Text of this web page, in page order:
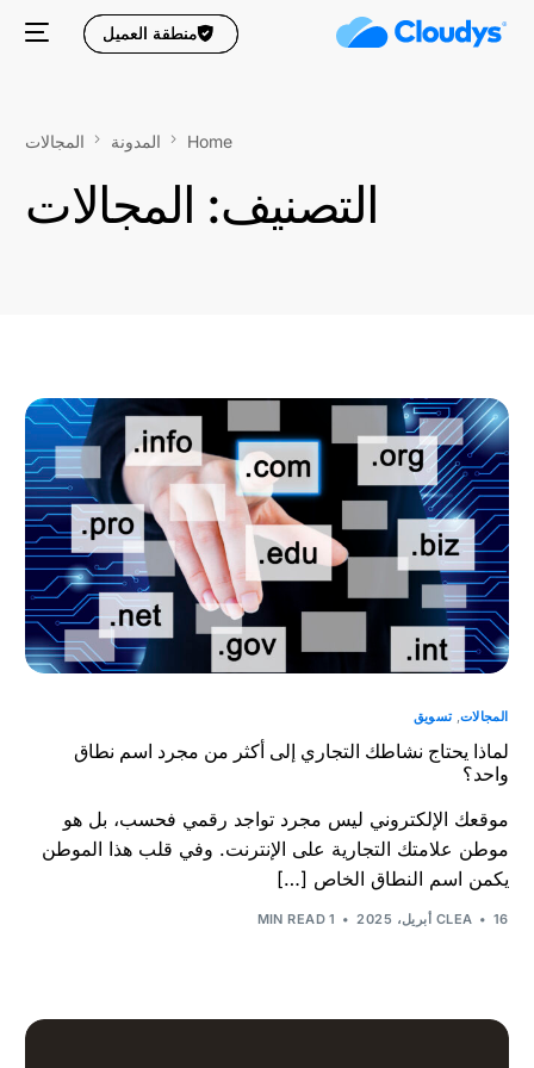
منطقة العميل
منطقة العميل
Home المدونة المجالات
التصنيف: المجالات
المجالات ,تسويق
لماذا يحتاج نشاطك التجاري إلى أكثر من مجرد اسم نطاق
واحد؟
موقعك الإلكتروني ليس مجرد تواجد رقمي فحسب، بل هو
موطن علامتك التجارية على الإنترنت. وفي قلب هذا الموطن
يكمن اسم النطاق الخاص […]
CLEA 16 أبريل، 2025 1 MIN READ